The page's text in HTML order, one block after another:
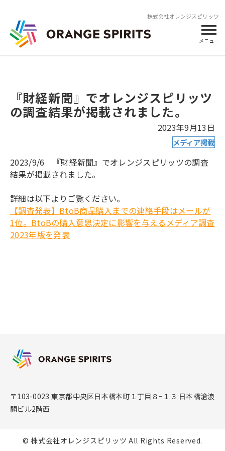
株式会社オレンジスピリッツ
メニュー
『財経新聞』でオレンジスピリッツ
の調査結果が掲載されました。
2023年9月13日
メディア掲載
2023/9/6 『財経新聞』でオレンジスピリッツの調査
結果が掲載されました。
詳細は以下よりご覧ください。
【調査発表】BtoB商品購入までの連絡手段はメールが
1位。BtoBの購入意思決定に影響を与えるメディア調査
2023年版を発表
〒103-0023 東京都中央区日本橋本町１丁目８−１３ 日本橋滄浪
閣ビル2階西
© 株式会社オレンジスピリッツ All Rights Reserved.